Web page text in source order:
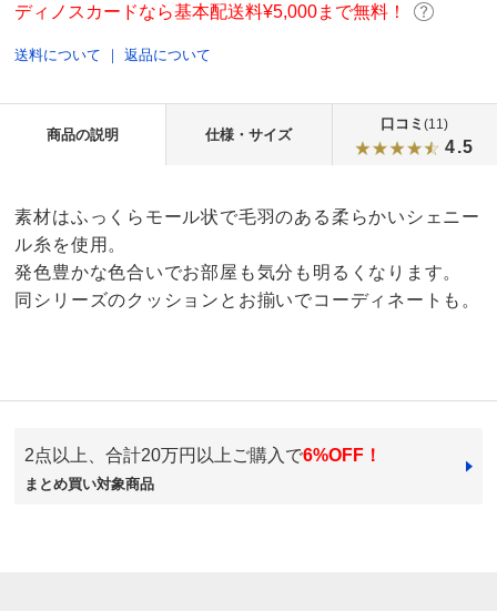
ディノスカードなら基本配送料¥5,000まで無料！
送料について ｜返品について
商品の説明 仕様・サイズ
口コミ(11)
4.5
素材はふっくらモール状で毛羽のある柔らかいシェニー
ル糸を使用。
発色豊かな色合いでお部屋も気分も明るくなります。
同シリーズのクッションとお揃いでコーディネートも。
商品番号 900-LX32-05
★★★★★
2点以上、合計20万円以上ご購入で6%OFF！
まとめ買い対象商品